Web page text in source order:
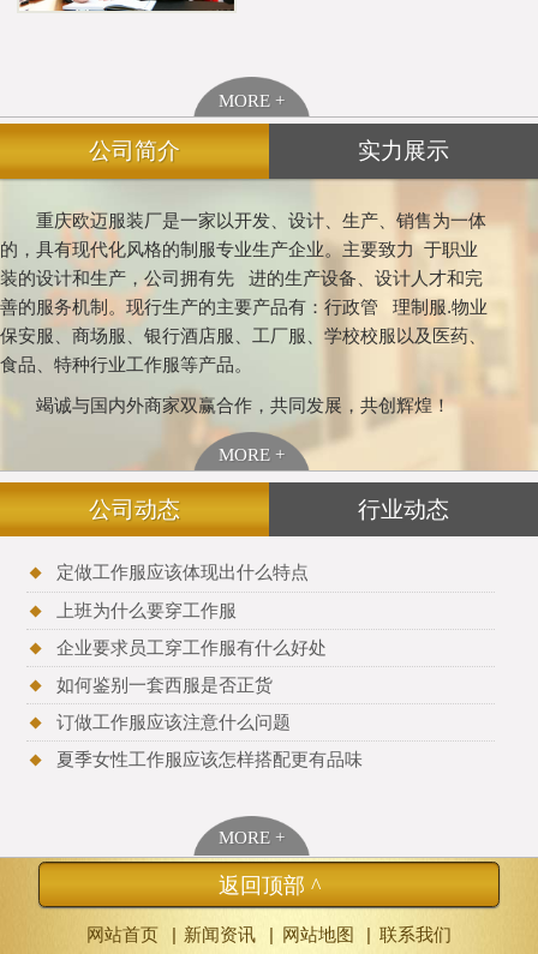
MORE +
公司简介 实力展示
重庆欧迈服装厂是一家以开发、设计、生产、销售为一体
的，具有现代化风格的制服专业生产企业。主要致力 于职业
装的设计和生产，公司拥有先 进的生产设备、设计人才和完
善的服务机制。现行生产的主要产品有：行政管 理制服.物业
保安服、商场服、银行酒店服、工厂服、学校校服以及医药、
食品、特种行业工作服等产品。
竭诚与国内外商家双赢合作，共同发展，共创辉煌！
MORE +
公司动态 行业动态
定做工作服应该体现出什么特点
上班为什么要穿工作服
企业要求员工穿工作服有什么好处
如何鉴别一套西服是否正货
订做工作服应该注意什么问题
夏季女性工作服应该怎样搭配更有品味
MORE +
返回顶部 ^
网站首页 | 新闻资讯 | 网站地图 | 联系我们